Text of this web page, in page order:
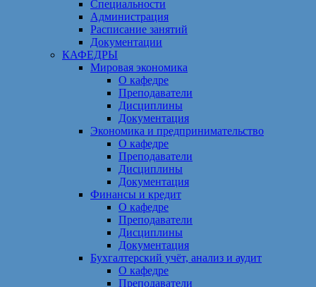
Специальности
Администрация
Расписание занятий
Документации
КАФЕДРЫ
Мировая экономика
О кафедре
Преподаватели
Дисциплины
Документация
Экономика и предпринимательство
О кафедре
Преподаватели
Дисциплины
Документация
Финансы и кредит
О кафедре
Преподаватели
Дисциплины
Документация
Бухгалтерский учёт, анализ и аудит
О кафедре
Преподаватели